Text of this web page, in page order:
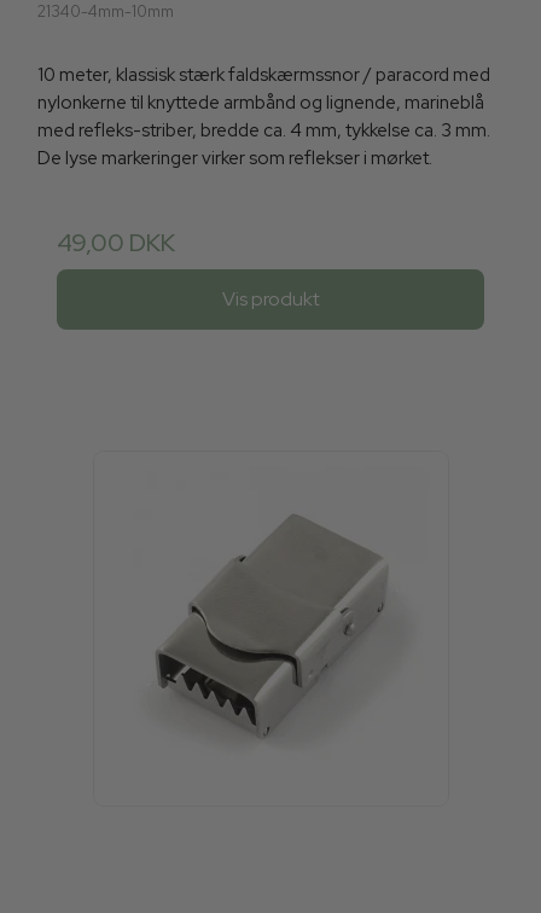
21340-4mm-10mm
10 meter, klassisk stærk faldskærmssnor / paracord med
nylonkerne til knyttede armbånd og lignende, marineblå
med refleks-striber, bredde ca. 4 mm, tykkelse ca. 3 mm.
De lyse markeringer virker som reflekser i mørket.
49,00 DKK
Vis produkt